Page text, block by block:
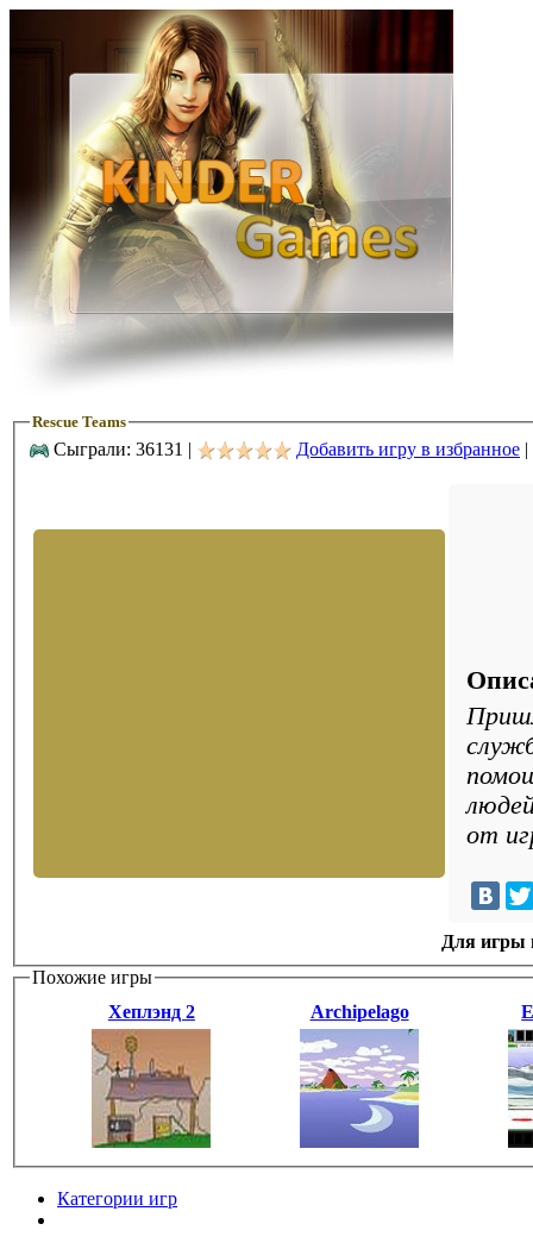
Rescue Teams
Сыграли: 36131 | Добавить игру в избранное |
от
Для игры
Похожие игры
Хеплэнд 2
Archipelago
Категории игр